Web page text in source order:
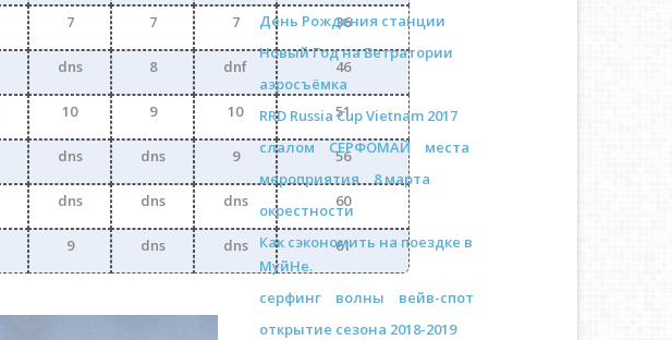
7 7 7 36
dns 8 dnf 46
10 9 10 51
dns dns 9 56
dns dns dns 60
9 dns dns 61
День Рождения станции
Новый Год на Ветратории
аэросъёмка
RRD Russia Cup Vietnam 2017
слалом
СЕРФОМАЙ
места
мероприятия
8 марта
окрестности
Как сэкономить на поездке в
МуйНе.
серфинг
волны
вейв-спот
открытие сезона 2018-2019